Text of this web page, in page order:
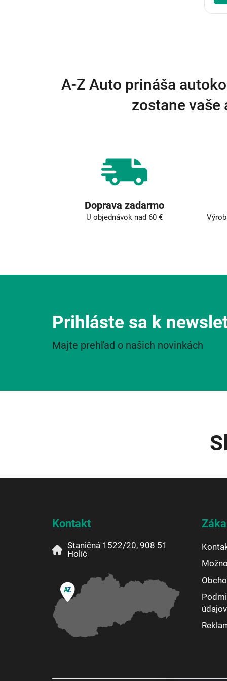
A-Z Auto prináša
zostane
Doprava zadarmo
U objednávok nad 60 €
Prihláste sa k
Majte prehľad o našich novinkách
Kontakt
Staničná 1522/20, 908 51
Holíč
údajov